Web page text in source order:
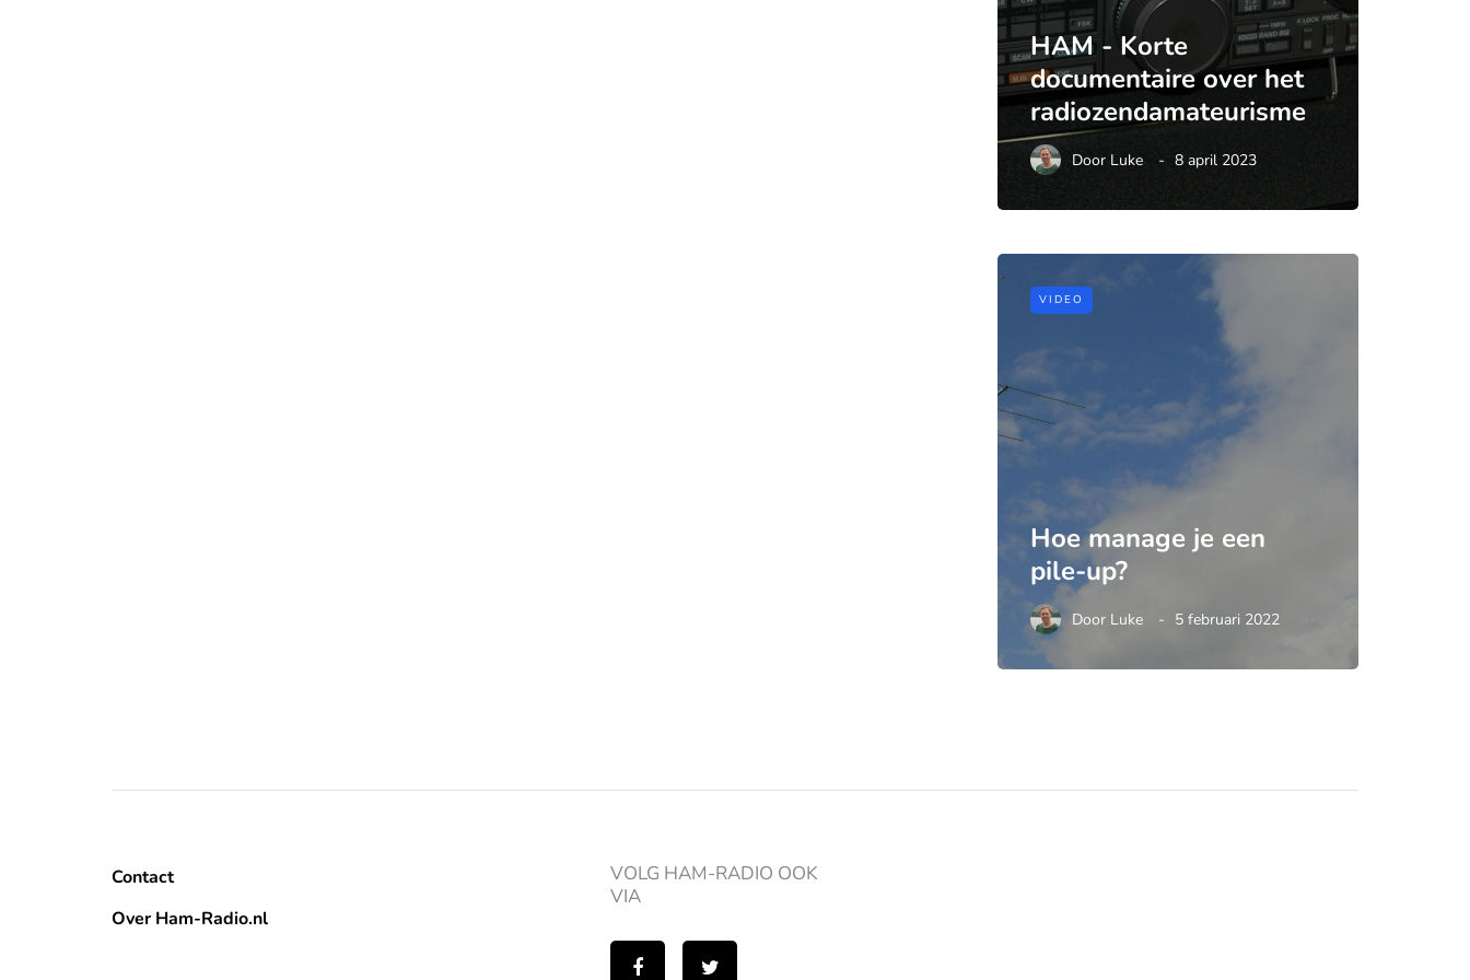
HAM - Korte
documentaire over het
radiozendamateurisme
Door Luke 8 april 2023
VIDEO
Hoe manage je een
pile-up?
Door Luke 5 februari 2022
Contact
Over Ham-Radio.nl
VOLG HAM-RADIO OOK
VIA